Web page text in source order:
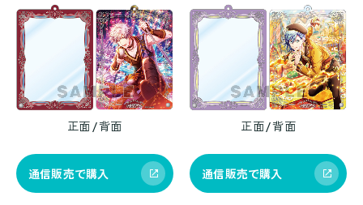
正面 / 背面
通信販売で購入
正面 / 背面
通信販売で購入